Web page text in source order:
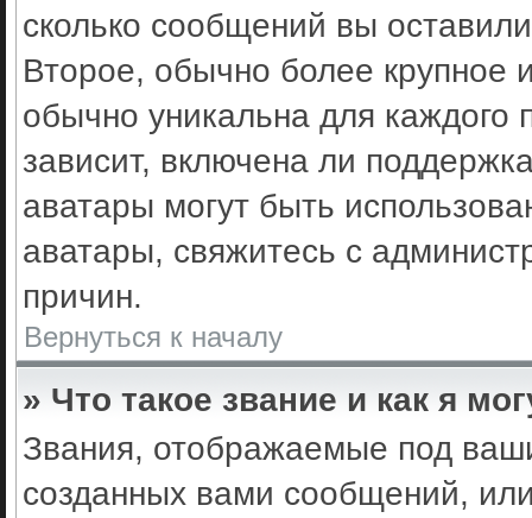
сколько сообщений вы
Второе, обычно более крупное
обычно уникальна для каждого
зависит, включена ли
аватары могут быть
аватары, свяжитесь с
причин.
Вернуться к началу
» Что такое звание и как я
Звания, отображаемые под
созданных вами сообщений,